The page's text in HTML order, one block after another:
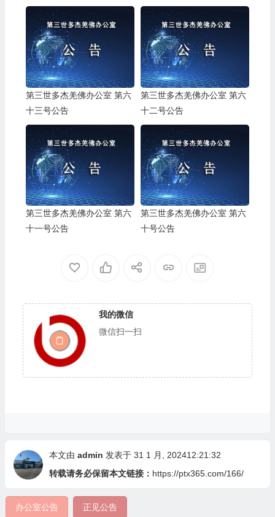
第三世多杰羌佛办公室 第六
十三号公告
第三世多杰羌佛办公室 第六
十二号公告
第三世多杰羌佛办公室 第六
十一号公告
第三世多杰羌佛办公室 第六
十号公告
我的微信
微信扫一扫
本文由 admin 发表于 31 1 月, 202412:21:32
转载请务必保留本文链接： https://ptx365.com/166/
办公室公告 正见公告